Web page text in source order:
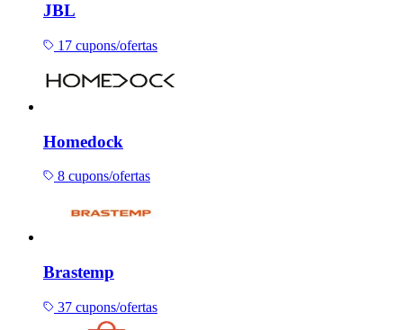
JBL
17 cupons/ofertas
Homedock
8 cupons/ofertas
Brastemp
37 cupons/ofertas